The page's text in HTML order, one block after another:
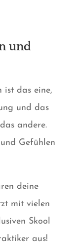
und
ist das eine,
und das
andere.
Gefühlen
deine
mit vielen
Skool
aus!